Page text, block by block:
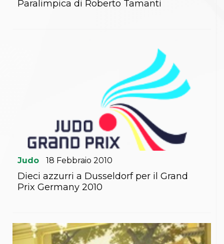
Paralimpica di Roberto Tamanti
Judo 18 Febbraio 2010
Dieci azzurri a Dusseldorf per il Grand
Prix Germany 2010